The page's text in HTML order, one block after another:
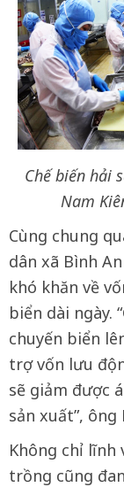
Chế biến hải
Nam
Cùng chung
dân xã Bình
khó khăn về
biển dài ngày.
chuyến biển
trợ vốn lưu
sẽ giảm được
sản xuất”, ông
Không chỉ lĩnh
trồng cũng